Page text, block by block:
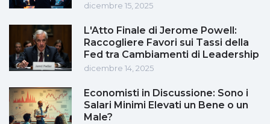
dicembre 15, 2025
L'Atto Finale di Jerome Powell:
Raccogliere Favori sui Tassi della
Fed tra Cambiamenti di Leadership
dicembre 14, 2025
Economisti in Discussione: Sono i
Salari Minimi Elevati un Bene o un
Male?